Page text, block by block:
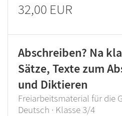
32,00 EUR
Abschreiben? Na
Sätze, Texte zum
und Diktieren
Freiarbeitsmaterial für die
Deutsch · Klasse 3/4